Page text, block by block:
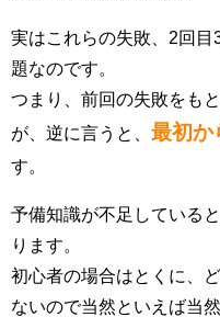
実はこれらの失敗、2回目
題なのです。
つまり、前回の失敗をも
が、逆に言うと、 最初か
す。
予備知識が不足している
ります。
初心者の場合はとくに、
ないので当然といえば当然